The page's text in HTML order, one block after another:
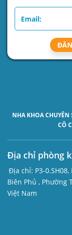
NHA KHOA CHUYÊN
CÔ
Địa chỉ phòng
Địa chỉ: P3-
Biên Phủ , Phường
Việt Nam